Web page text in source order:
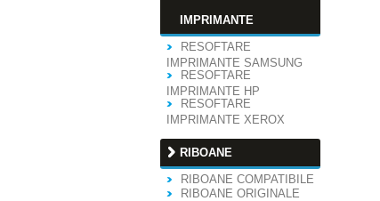
IMPRIMANTE
RESOFTARE
IMPRIMANTE SAMSUNG
RESOFTARE
IMPRIMANTE HP
RESOFTARE
IMPRIMANTE XEROX
RIBOANE
RIBOANE COMPATIBILE
RIBOANE ORIGINALE